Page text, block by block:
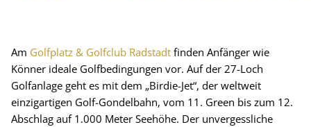
Am Golfplatz & Golfclub Radstadtfinden Anfänger wie
Könner ideale Golfbedingungen vor. Auf der 27-Loch
Golfanlage geht es mit dem „Birdie-Jet“, der weltweit
einzigartigen Golf-Gondelbahn, vom 11. Green bis zum 12.
Abschlag auf 1.000 Meter Seehöhe. Der unvergessliche